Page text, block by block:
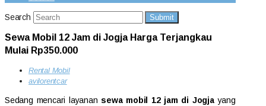
Search Submit
Sewa Mobil 12 Jam di Jogja Harga Terjangkau
Mulai Rp350.000
Rental Mobil
avilorentcar
Sedang mencari layanan sewa mobil 12 jam di Jogjayang